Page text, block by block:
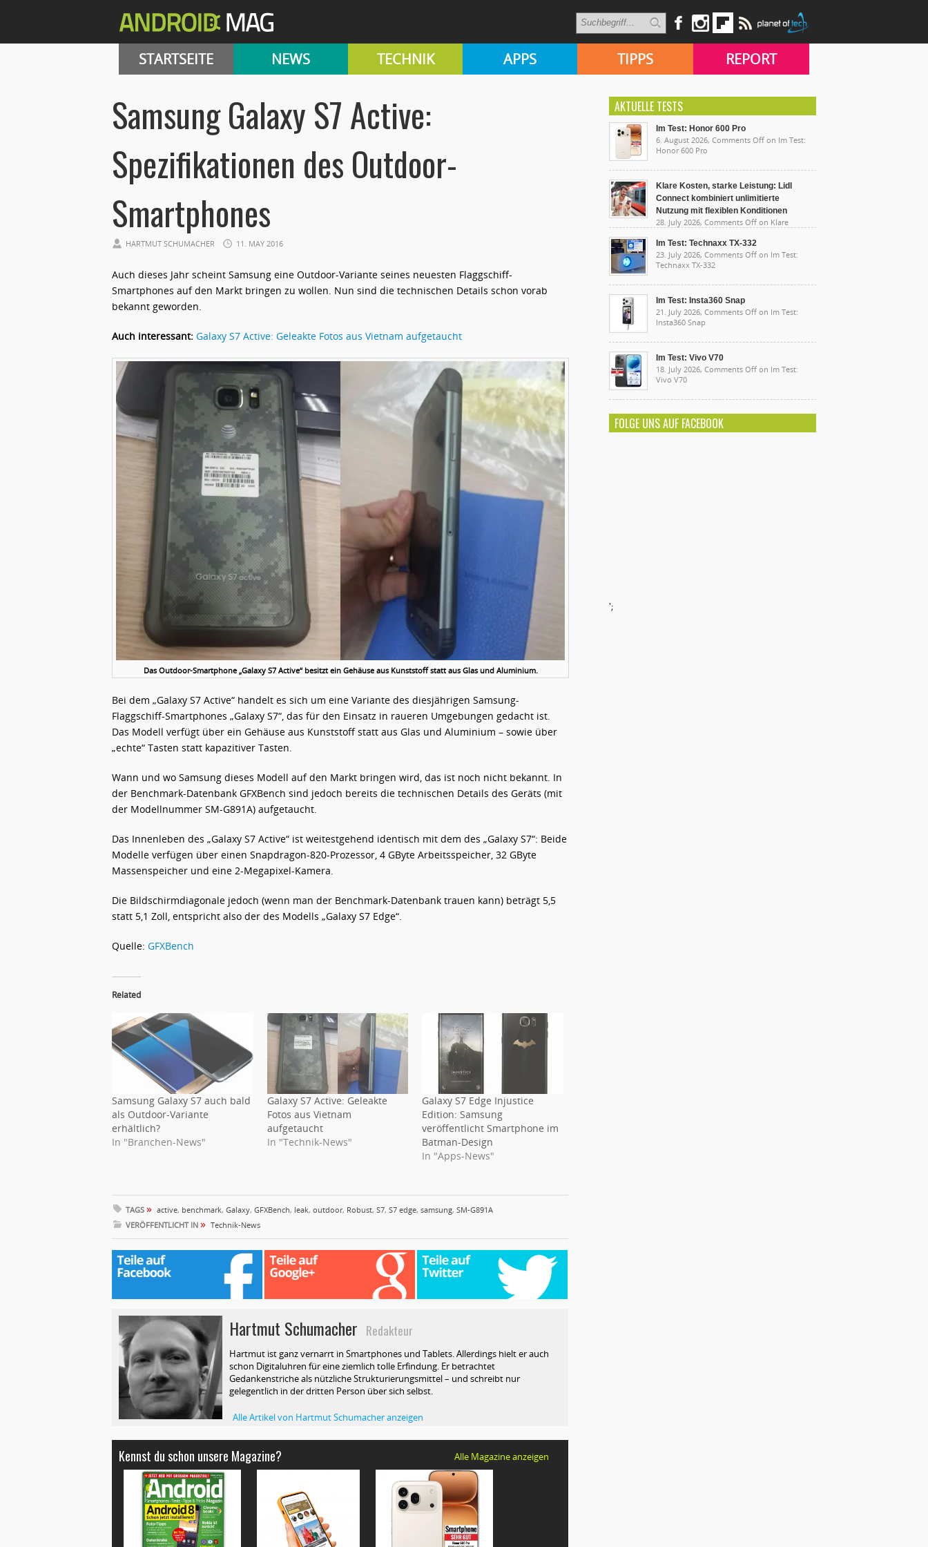
STARTSEITE NEWS TECHNIK APPS TIPPS REPORT
Samsung Galaxy S7 Active:
Spezifikationen des Outdoor-
Smartphones
HARTMUT SCHUMACHER 11. MAY 2016
Auch dieses Jahr scheint Samsung eine Outdoor-Variante seines neuesten Flaggschiff-
Smartphones auf den Markt bringen zu wollen. Nun sind die technischen Details schon vorab
bekannt geworden.
Auch interessant: Galaxy S7 Active: Geleakte Fotos aus Vietnam aufgetaucht
Das Outdoor-Smartphone „Galaxy S7 Active“ besitzt ein Gehäuse aus Kunststoff statt aus Glas und Aluminium.
Bei dem „Galaxy S7 Active“ handelt es sich um eine Variante des diesjährigen Samsung-
Flaggschiff-Smartphones „Galaxy S7“, das für den Einsatz in raueren Umgebungen gedacht ist.
Das Modell verfügt über ein Gehäuse aus Kunststoff statt aus Glas und Aluminium – sowie über
„echte“ Tasten statt kapazitiver Tasten.
Wann und wo Samsung dieses Modell auf den Markt bringen wird, das ist noch nicht bekannt. In
der Benchmark-Datenbank GFXBench sind jedoch bereits die technischen Details des Geräts (mit
der Modellnummer SM-G891A) aufgetaucht.
Das Innenleben des „Galaxy S7 Active“ ist weitestgehend identisch mit dem des „Galaxy S7“: Beide
Modelle verfügen über einen Snapdragon-820-Prozessor, 4 GByte Arbeitsspeicher, 32 GByte
Massenspeicher und eine 2-Megapixel-Kamera.
Die Bildschirmdiagonale jedoch (wenn man der Benchmark-Datenbank trauen kann) beträgt 5,5
statt 5,1 Zoll, entspricht also der des Modells „Galaxy S7 Edge“.
Quelle: GFXBench
Related
Samsung Galaxy S7 auch bald
als Outdoor-Variante
erhältlich?
In "Branchen-News"
Galaxy S7 Active: Geleakte
Fotos aus Vietnam
aufgetaucht
In "Technik-News"
Galaxy S7 Edge Injustice
Edition: Samsung
veröffentlicht Smartphone im
Batman-Design
In "Apps-News"
TAGS » active, benchmark, Galaxy, GFXBench, leak, outdoor, Robust, S7, S7 edge, samsung, SM-G891A
VERÖFFENTLICHT IN » Technik-News
Hartmut Schumacher Redakteur
Hartmut ist ganz vernarrt in Smartphones und Tablets. Allerdings hielt er auch
schon Digitaluhren für eine ziemlich tolle Erfindung. Er betrachtet
Gedankenstriche als nützliche Strukturierungsmittel – und schreibt nur
gelegentlich in der dritten Person über sich selbst.
Alle Artikel von Hartmut Schumacher anzeigen
Kennst du schon unsere Magazine? Alle Magazine anzeigen
AKTUELLE TESTS
Im Test: Honor 600 Pro
6. August 2026, Comments Off on Im Test:
Honor 600 Pro
Klare Kosten, starke Leistung: Lidl
Connect kombiniert unlimitierte
Nutzung mit flexiblen Konditionen
28. July 2026, Comments Off on Klare
unlimitierte Nutzung mit flexiblen Konditionen
Im Test: Technaxx TX-332
23. July 2026, Comments Off on Im Test:
Technaxx TX-332
Im Test: Insta360 Snap
21. July 2026, Comments Off on Im Test:
Insta360 Snap
Im Test: Vivo V70
18. July 2026, Comments Off on Im Test:
Vivo V70
FOLGE UNS AUF FACEBOOK
';